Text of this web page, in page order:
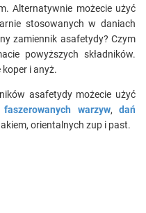
Alternatywnie możecie użyć
stosowanych w daniach
zamiennik asafetydy? Czym
powyższych składników.
koper i anyż.
asafetydy możecie użyć
faszerowanych warzyw,dań
orientalnych zup i past.